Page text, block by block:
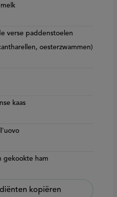
verse paddenstoelen
oesterzwammen)
kaas
gekookte ham
kopiëren